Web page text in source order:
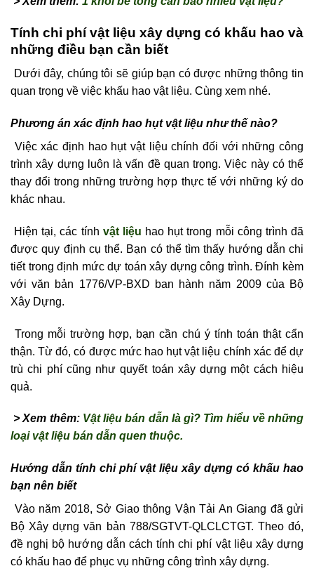
Tính chi phí vật liệu xây dựng có khấu hao và
những điều bạn cần biết
Dưới đây, chúng tôi sẽ giúp bạn có được những thông tin
quan trọng về việc khấu hao vật liệu. Cùng xem nhé.
Phương án xác định hao hụt vật liệu như thế nào?
Việc xác định hao hụt vật liệu chính đối với những công
trình xây dựng luôn là vấn đề quan trọng. Việc này có thể
thay đổi trong những trường hợp thực tế với những ký do
khác nhau.
Hiện tại, các tính vật liệu hao hụt trong mỗi công trình đã
được quy định cụ thể. Bạn có thể tìm thấy hướng dẫn chi
tiết trong định mức dự toán xây dựng công trình. Đính kèm
với văn bản 1776/VP-BXD ban hành năm 2009 của Bộ
Xây Dựng.
Trong mỗi trường hợp, bạn cần chú ý tính toán thật cẩn
thận. Từ đó, có được mức hao hụt vật liệu chính xác để dự
trù chi phí cũng như quyết toán xây dựng một cách hiệu
quả.
> Xem thêm: Vật liệu bán dẫn là gì? Tìm hiểu về những
loại vật liệu bán dẫn quen thuộc.
Hướng dẫn tính chi phí vật liệu xây dựng có khấu hao
bạn nên biết
Vào năm 2018, Sở Giao thông Vận Tải An Giang đã gửi
Bộ Xây dựng văn bản 788/SGTVT-QLCLCTGT. Theo đó,
đề nghị bộ hướng dẫn cách tính chi phí vật liệu xây dựng
có khấu hao để phục vụ những công trình xây dựng.